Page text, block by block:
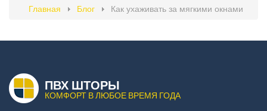
Главная Блог Как ухаживать за мягкими окнами
ПВХ ШТОРЫ
КОМФОРТ В ЛЮБОЕ ВРЕМЯ ГОДА